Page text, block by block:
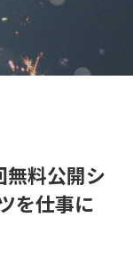
無料公開シ
を仕事に